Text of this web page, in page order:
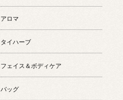
アロマ
タイハーブ
フェイス＆ボディケア
バッグ